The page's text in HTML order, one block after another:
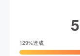
129%達成